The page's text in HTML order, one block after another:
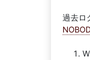
過去ロ